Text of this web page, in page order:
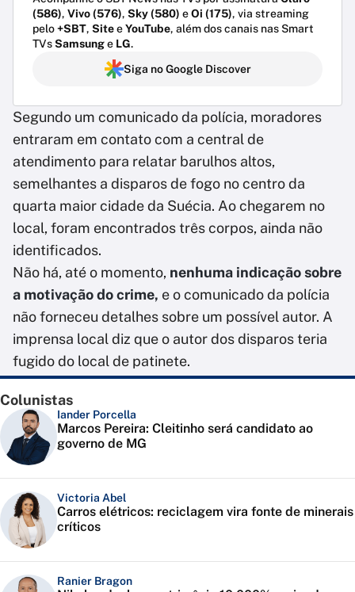
(586), Vivo (576), Sky (580) eOi (175), via streaming
pelo+SBT, SiteeYouTube, além dos canais nas Smart
TVsSamsunge LG.
Siga no Google Discover
Segundo um comunicado da polícia, moradores
entraram em contato com a central de
atendimento para relatar barulhos altos,
semelhantes a disparos de fogo no centro da
quarta maior cidade da Suécia. Ao chegarem no
local, foram encontrados três corpos, ainda não
identificados.
Não há, até o momento, nenhuma indicação sobre
a motivação do crime, e o comunicado da polícia
não forneceu detalhes sobre um possível autor. A
imprensa local diz que o autor dos disparos teria
fugido do local de patinete.
Colunistas
Iander Porcella
Marcos Pereira: Cleitinho será candidato ao
governo de MG
Victoria Abel
Carros elétricos: reciclagem vira fonte de minerais
críticos
Ranier Bragon